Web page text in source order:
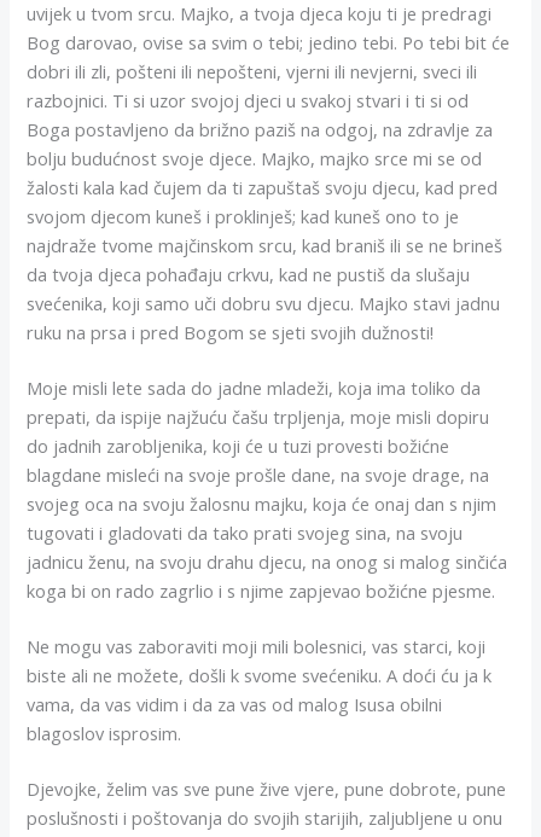
uvijek u tvom srcu. Majko, a tvoja djeca koju ti je predragi
Bog darovao, ovise sa svim o tebi; jedino tebi. Po tebi bit će
dobri ili zli, pošteni ili nepošteni, vjerni ili nevjerni, sveci ili
razbojnici. Ti si uzor svojoj djeci u svakoj stvari i ti si od
Boga postavljeno da brižno paziš na odgoj, na zdravlje za
bolju budućnost svoje djece. Majko, majko srce mi se od
žalosti kala kad čujem da ti zapuštaš svoju djecu, kad pred
svojom djecom kuneš i proklinješ; kad kuneš ono to je
najdraže tvome majčinskom srcu, kad braniš ili se ne brineš
da tvoja djeca pohađaju crkvu, kad ne pustiš da slušaju
svećenika, koji samo uči dobru svu djecu. Majko stavi jadnu
ruku na prsa i pred Bogom se sjeti svojih dužnosti!
Moje misli lete sada do jadne mladeži, koja ima toliko da
prepati, da ispije najžuću čašu trpljenja, moje misli dopiru
do jadnih zarobljenika, koji će u tuzi provesti božićne
blagdane misleći na svoje prošle dane, na svoje drage, na
svojeg oca na svoju žalosnu majku, koja će onaj dan s njim
tugovati i gladovati da tako prati svojeg sina, na svoju
jadnicu ženu, na svoju drahu djecu, na onog si malog sinčića
koga bi on rado zagrlio i s njime zapjevao božićne pjesme.
Ne mogu vas zaboraviti moji mili bolesnici, vas starci, koji
biste ali ne možete, došli k svome svećeniku. A doći ću ja k
vama, da vas vidim i da za vas od malog Isusa obilni
blagoslov isprosim.
Djevojke, želim vas sve pune žive vjere, pune dobrote, pune
poslušnosti i poštovanja do svojih starijih, zaljubljene u onu